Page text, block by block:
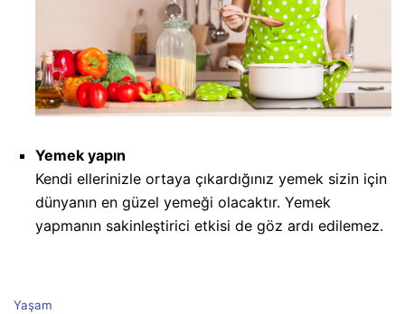
Yemek yapın
Kendi ellerinizle ortaya çıkardığınız yemek sizin için
dünyanın en güzel yemeği olacaktır. Yemek
yapmanın sakinleştirici etkisi de göz ardı edilemez.
C
Yaşam